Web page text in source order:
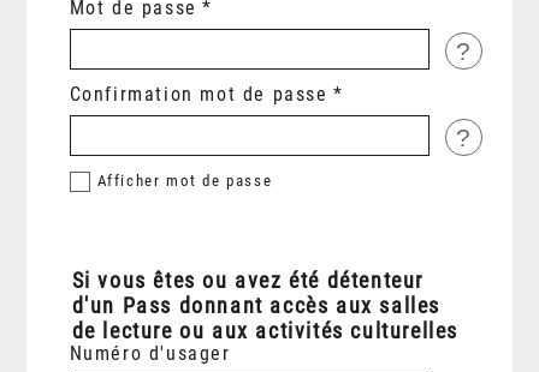
Mot de passe
?
Confirmation mot de passe
?
Afficher mot de passe
Si vous êtes ou avez été détenteur
d'un Pass donnant accès aux salles
de lecture ou aux activités culturelles
Numéro d'usager